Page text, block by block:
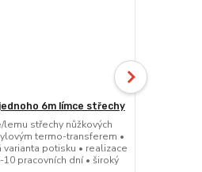
6m límce střechy
střechy nůžkových
termo-transferem •
potisku • realizace
pracovních dní • široký